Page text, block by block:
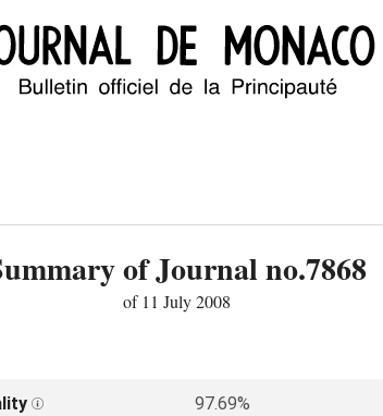
of Journal no.7868
of 11 July 2008
97.69%